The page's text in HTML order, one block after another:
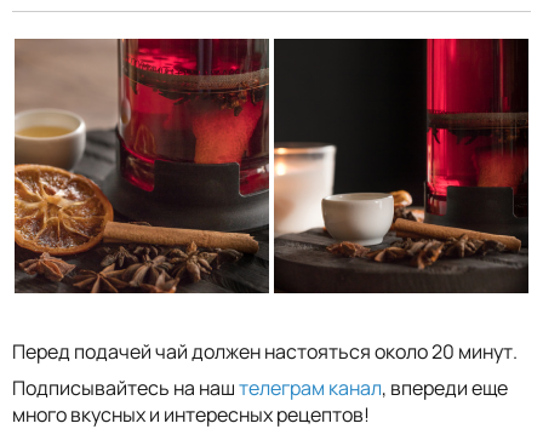
Перед подачей чай должен настояться около 20 минут.
Подписывайтесь на наштелеграм канал, впереди еще
много вкусных и интересных рецептов!